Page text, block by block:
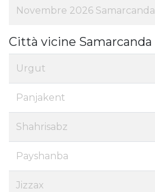
Novembre 2026 Samarcanda
Città vicine Samarcanda
Urgut
Panjakent
Shahrisabz
Payshanba
Jizzax